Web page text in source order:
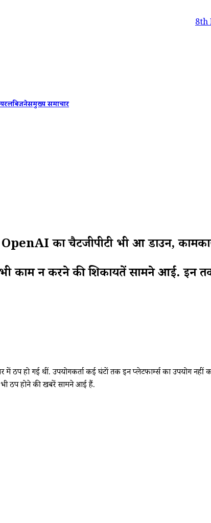
8th Pay
बिजनेसमुख्य समाचार
का चैटजीपीटी भी हुआ डाउन,
न करने की शिकायतें सामने आईं. इन
में ठप हो गई थीं. उपयोगकर्ता कई घंटों तक इन प्लेटफार्म्स का उपयोग
ठप होने की खबरें सामने आई हैं.